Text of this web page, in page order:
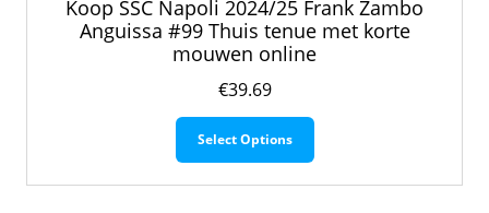
Koop SSC Napoli 2024/25 Frank Zambo
Anguissa #99 Thuis tenue met korte
mouwen online
€39.69
Select Options
Dit